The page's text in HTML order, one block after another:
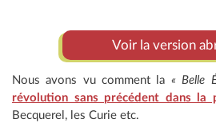
Voir la version
Nous avons vu comment la « Belle
révolution sans précédent dans la
Becquerel, les Curie etc.